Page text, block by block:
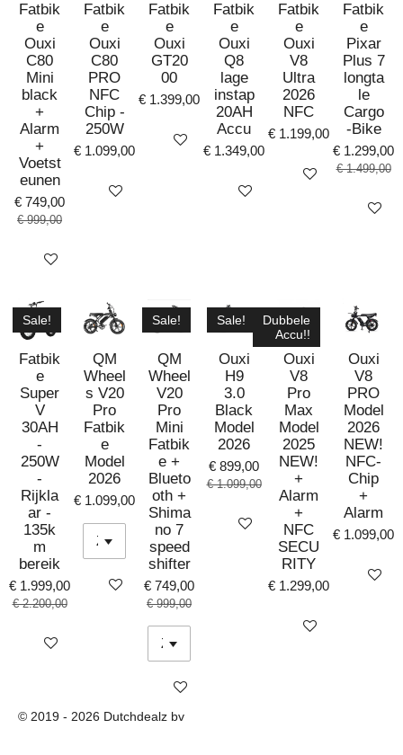
Productspecificaties:
Keurmerk ART 4
Lengte 120 cm
Schakeldikte 11 mm
Schakelbreedte 4 mm
Gehard stalen ketting
Hangslot van gehard
staal
2 sleutels met
sleutelnummer
ART keuringsnumer:
MBT4162
Security level: 14
Fatbik
e
Ouxi
C80
Mini
black
+
Alarm
+
Voetst
eunen
€ 749,00
€ 999,00
Bekijk details
Fatbik
e
Ouxi
C80
PRO
NFC
Chip -
250W
€ 1.099,00
Bekijk details
Fatbik
e
Ouxi
GT20
00
€ 1.399,00
Bekijk details
Fatbik
e
Ouxi
Q8
lage
instap
20AH
Accu
€ 1.349,00
Bekijk details
Fatbik
e
Ouxi
V8
Ultra
2026
NFC
€ 1.199,00
Bekijk details
Fatbik
e
Pixar
Plus 7
longta
le
Cargo
-Bike
€ 1.299,00
€ 1.499,00
Bekijk
Sale!
Fatbik
e
Super
V
30AH
-
250W
-
Rijkla
ar -
135k
m
bereik
€ 1.999,00
€ 2.200,00
Bekijk details
QM
Wheel
s V20
Pro
Fatbik
e
Model
2026
€ 1.099,00
Bekijk details
Sale!
QM
Wheel
V20
Pro
Mini
Fatbik
e +
Blueto
oth +
Shima
no 7
speed
shifter
€ 749,00
€ 999,00
Bekijk details
Sale!
Ouxi
H9
3.0
Black
Model
2026
€ 899,00
€ 1.099,00
Bekijk details
Dubbele
Accu!!
Ouxi
V8
Pro
Max
Model
2025
NEW!
+
Alarm
+
NFC
SECU
RITY
€ 1.299,00
Bekijk details
Ouxi
V8
PRO
Model
2026
NEW!
NFC-
Chip
+
Alarm
€ 1.099,00
Bekijk
© 2019 - 2026 Dutchdealz bv